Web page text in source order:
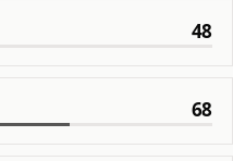
48
68